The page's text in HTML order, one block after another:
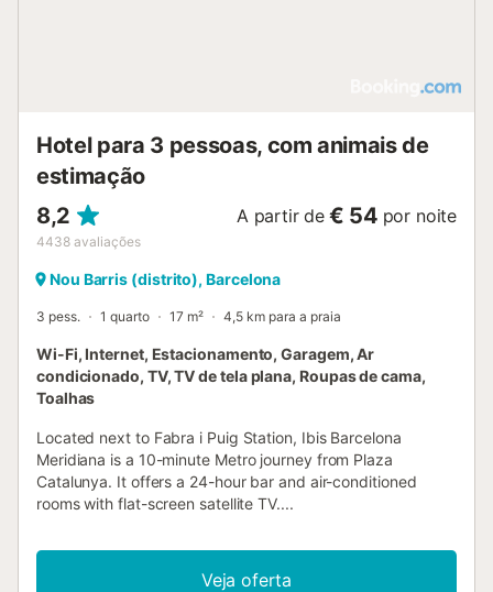
Hotel para 3 pessoas, com animais de
estimação
8,2
4438 avaliações
A partir de € 54 por noite
Nou Barris (distrito), Barcelona
3 pess. 1 quarto 17 m² 4,5 km para a praia
Wi-Fi, Internet, Estacionamento, Garagem, Ar
condicionado, TV, TV de tela plana, Roupas de cama,
Toalhas
Located next to Fabra i Puig Station, Ibis Barcelona
Meridiana is a 10-minute Metro journey from Plaza
Catalunya. It offers a 24-hour bar and air-conditioned
rooms with flat-screen satellite TV....
Veja oferta